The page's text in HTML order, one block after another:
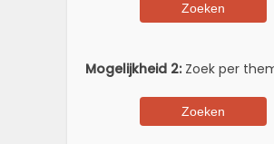
Mogelijkheid 2:Zoek per